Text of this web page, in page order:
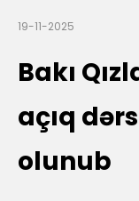
19-11-2025
Bakı
açıq
olunub